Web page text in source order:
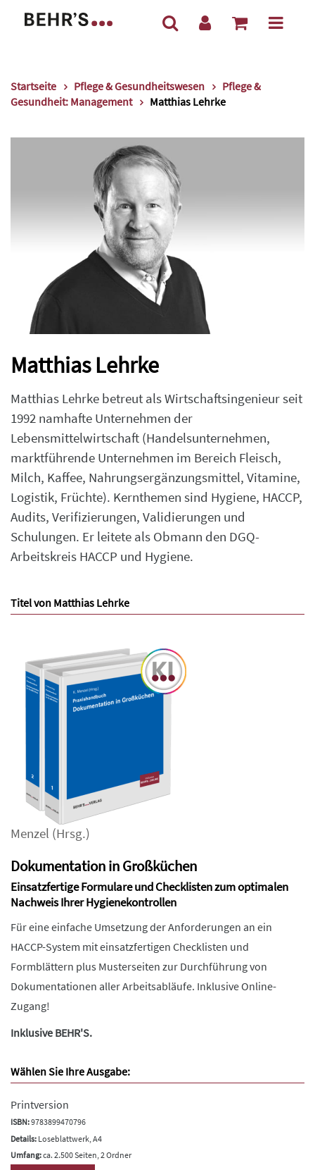
Startseite Pflege & Gesundheitswesen
Pflege &
Gesundheit: Management
Matthias Lehrke
Matthias Lehrke
Matthias Lehrke betreut als Wirtschaftsingenieur seit
1992 namhafte Unternehmen der
Lebensmittelwirtschaft (Handelsunternehmen,
marktführende Unternehmen im Bereich Fleisch,
Milch, Kaffee, Nahrungsergänzungsmittel, Vitamine,
Logistik, Früchte). Kernthemen sind Hygiene, HACCP,
Audits, Verifizierungen, Validierungen und
Schulungen. Er leitete als Obmann den DGQ-
Arbeitskreis HACCP und Hygiene.
Titel von Matthias Lehrke
Menzel (Hrsg.)
Dokumentation in Großküchen
Einsatzfertige Formulare und Checklisten zum optimalen
Nachweis Ihrer Hygienekontrollen
Für eine einfache Umsetzung der Anforderungen an ein
HACCP-System mit einsatzfertigen Checklisten und
Formblättern plus Musterseiten zur Durchführung von
Dokumentationen aller Arbeitsabläufe. Inklusive Online-
Zugang!
Inklusive BEHR'S.
Wählen Sie Ihre Ausgabe:
Printversion
ISBN:9783899470796
Details: Loseblattwerk, A4
Umfang:ca. 2.500 Seiten, 2 Ordner